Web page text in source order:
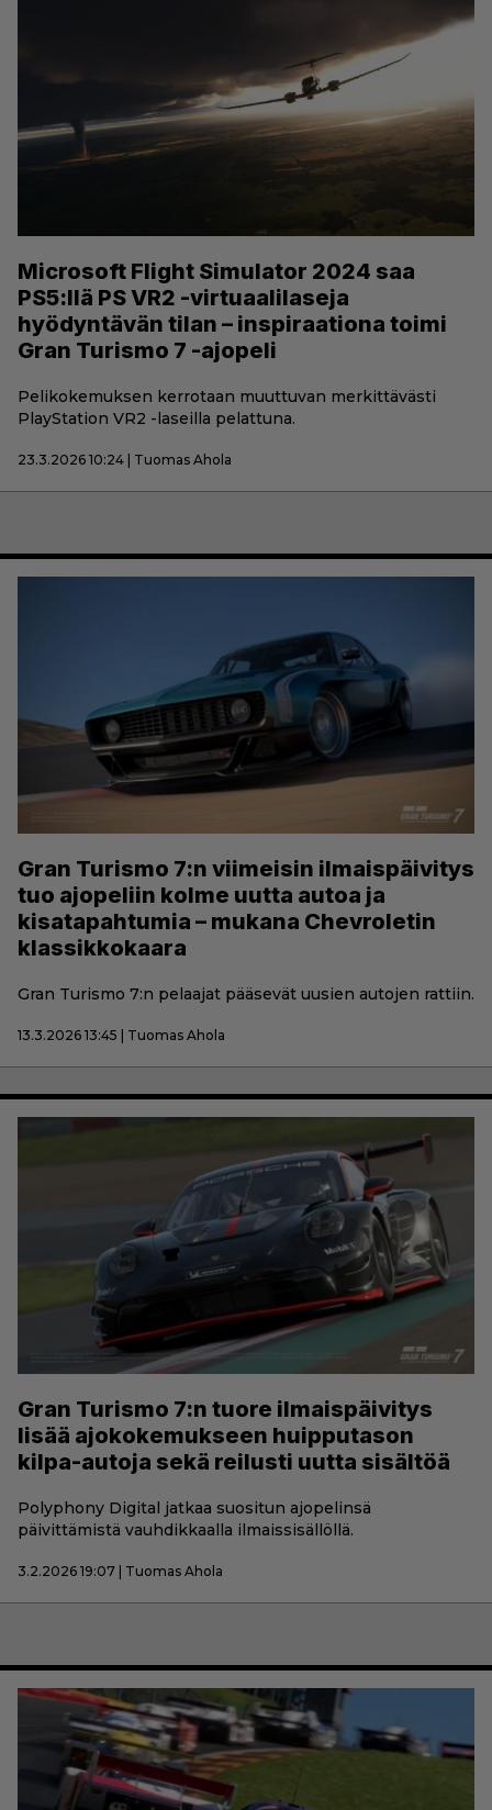
Microsoft Flight Simulator 2024 saa
PS5:llä PS VR2 -virtuaalilaseja
hyödyntävän tilan – inspiraationa toimi
Gran Turismo 7 -ajopeli
Pelikokemuksen kerrotaan muuttuvan merkittävästi
PlayStation VR2 -laseilla pelattuna.
23.3.2026 10:24 | Tuomas Ahola
Gran Turismo 7:n viimeisin ilmaispäivitys
tuo ajopeliin kolme uutta autoa ja
kisatapahtumia – mukana Chevroletin
klassikkokaara
Gran Turismo 7:n pelaajat pääsevät uusien autojen rattiin.
13.3.2026 13:45 | Tuomas Ahola
Gran Turismo 7:n tuore ilmaispäivitys
lisää ajokokemukseen huipputason
kilpa-autoja sekä reilusti uutta sisältöä
Polyphony Digital jatkaa suositun ajopelinsä
päivittämistä vauhdikkaalla ilmaissisällöllä.
3.2.2026 19:07 | Tuomas Ahola